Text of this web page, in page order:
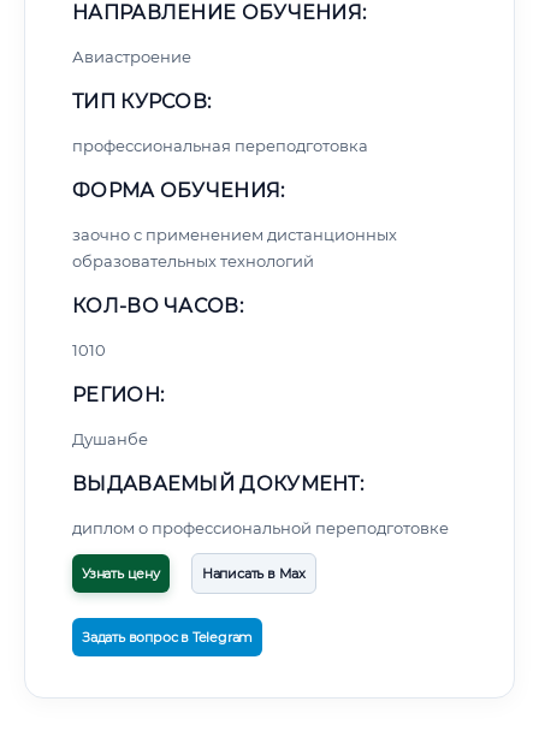
НАПРАВЛЕНИЕ ОБУЧЕНИЯ:
Авиастроение
ТИП КУРСОВ:
профессиональная переподготовка
ФОРМА ОБУЧЕНИЯ:
заочно с применением дистанционных
образовательных технологий
КОЛ-ВО ЧАСОВ:
1010
РЕГИОН:
Душанбе
ВЫДАВАЕМЫЙ ДОКУМЕНТ:
диплом о профессиональной переподготовке
Узнать цену Написать в Max
Задать вопрос в Telegram